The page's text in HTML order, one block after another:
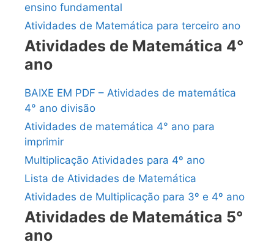
ensino fundamental
Atividades de Matemática para terceiro ano
Atividades de Matemática 4°
ano
BAIXE EM PDF – Atividades de matemática
4° ano divisão
Atividades de matemática 4° ano para
imprimir
Multiplicação Atividades para 4º ano
Lista de Atividades de Matemática
Atividades de Multiplicação para 3º e 4º ano
Atividades de Matemática 5°
ano